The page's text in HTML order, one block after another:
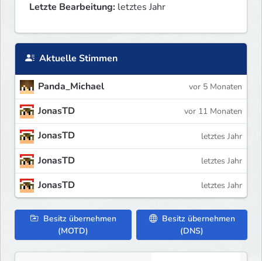
Letzte Bearbeitung: letztes Jahr
Aktuelle Stimmen
Panda_Michael vor 5 Monaten
JonasTD vor 11 Monaten
JonasTD letztes Jahr
JonasTD letztes Jahr
JonasTD letztes Jahr
Besitz übernehmen
(MOTD)
Besitz übernehmen
(DNS)